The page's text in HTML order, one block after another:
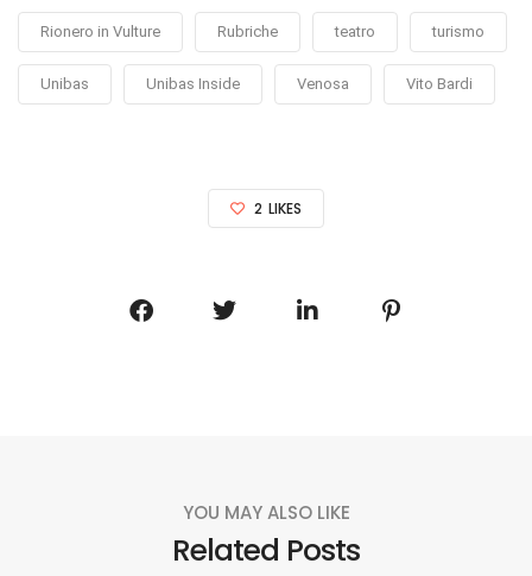
Rionero in Vulture Rubriche teatro turismo
Unibas Unibas Inside Venosa Vito Bardi
2 LIKES
YOU MAY ALSO LIKE
Related Posts